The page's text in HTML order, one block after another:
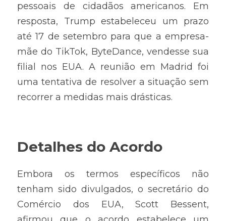
pessoais de cidadãos americanos. Em
resposta, Trump estabeleceu um prazo
até 17 de setembro para que a empresa-
mãe do TikTok, ByteDance, vendesse sua
filial nos EUA. A reunião em Madrid foi
uma tentativa de resolver a situação sem
recorrer a medidas mais drásticas.
Detalhes do Acordo
Embora os termos específicos não
tenham sido divulgados, o secretário do
Comércio dos EUA, Scott Bessent,